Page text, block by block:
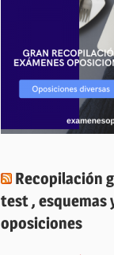
Recopilación
test , esquemas
oposiciones